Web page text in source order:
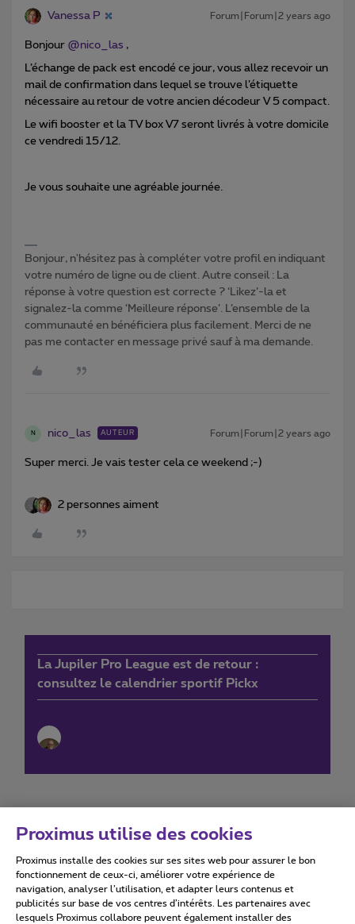
Vanessa P Forum|Forum|2 years ago
Bonjour @nico_las ,
L’échange de pack est encodé ce jour, vous allez recevoir un
mail de confirmation dans lequel se trouve l’étiquette
nécessaire au retour de votre ancien décodeur V 5 compact.
Le wifi booster et la TV box V7 seront livrés à votre domicile
ce vendredi 15/12.
Je vous souhaite une agréable journée.
Bonjour, n'hésitez pas à compléter votre profil en indiquant
votre numéro de ligne ou de client. Autre conseil : La
réponse à votre question est correcte ? ‘Likez’-la et
signalez-la comme ‘Meilleure réponse’. L’ensemble de la
communauté en bénéficiera plus facilement. Merci de ne
pas me contacter en message privé sauf à ma demande.
N nico_las AUTEUR Forum|Forum|2 years ago
Super merci. Je vais tester cela ce weekend ;-)
2 personnes aiment
La Jupiler Pro League est de retour :
consultez le calendrier sportif Pickx
Conditions d'utilisation Accessibility statement
Proximus utilise des cookies
Proximus installe des cookies sur ses sites web pour assurer le bon
fonctionnement de ceux-ci, améliorer votre expérience de
navigation, analyser l’utilisation, et adapter leurs contenus et
publicités sur base de vos centres d’intérêts. Les partenaires avec
lesquels Proximus collabore peuvent également installer des